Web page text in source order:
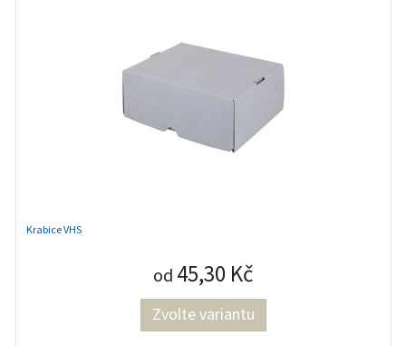
Krabice VHS
od 45,30 Kč
Zvolte variantu